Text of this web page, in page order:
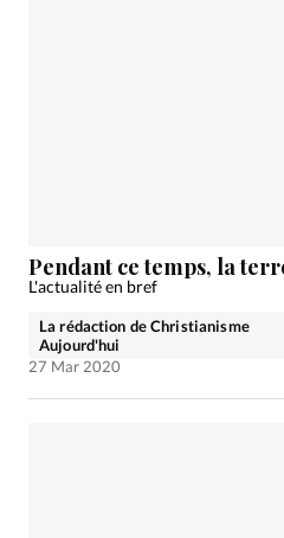
Pendant ce temps, la
L'actualité en bref
La rédaction de Christianisme
Aujourd'hui
27 Mar 2020